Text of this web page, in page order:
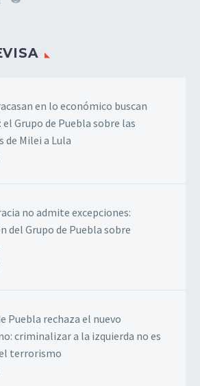
en lo económico buscan
Grupo de Puebla sobre las
de Milei a Lula
no admite excepciones:
del Grupo de Puebla sobre
Puebla rechaza el nuevo
criminalizar a la izquierda no es
terrorismo